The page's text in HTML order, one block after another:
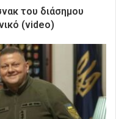
του διάσημου
(video)